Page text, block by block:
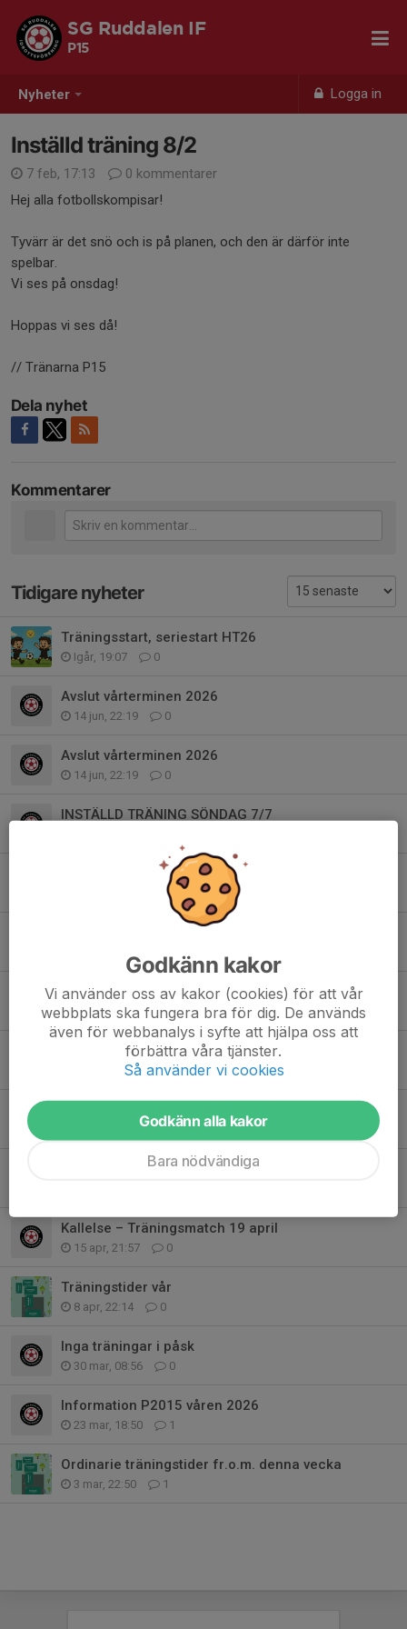
Nyheter Logga in
SG Ruddalen IF
P15
Inställd träning 8/2
7 feb, 17:13
0 kommentarer
Hej alla fotbollskompisar!
Tyvärr är det snö och is på planen, och den är därför inte
spelbar.
Vi ses på onsdag!
Hoppas vi ses då!
// Tränarna P15
Dela nyhet
Kommentarer
Tidigare nyheter
Träningsstart, seriestart HT26
Igår, 19:07 0
Avslut vårterminen 2026
14 jun, 22:19 0
Avslut vårterminen 2026
14 jun, 22:19 0
INSTÄLLD TRÄNING SÖNDAG 7/7
Sista seriematcherna 7 juni
INSTÄLLD TRÄNING SÖNDAG 31/5
Titta på Häcken-Hammarby
24 maj, 23:15 19
Fotboll tillsammans 9 maj
1 maj, 10:18 11
29 apr, 22:38 6
Brev från föräldramötet 12/4
Kallelse – Träningsmatch 19 april
15 apr, 21:57 0
Träningstider vår
8 apr, 22:14 0
Inga träningar i påsk
30 mar, 08:56 0
Information P2015 våren 2026
23 mar, 18:50 1
Ordinarie träningstider fr.o.m. denna vecka
3 mar, 22:50 1
Godkänn kakor
Vi använder oss av kakor (cookies) för att vår
webbplats ska fungera bra för dig. De används
även för webbanalys i syfte att hjälpa oss att
förbättra våra tjänster.
Så använder vi cookies
Godkänn alla kakor
Bara nödvändiga